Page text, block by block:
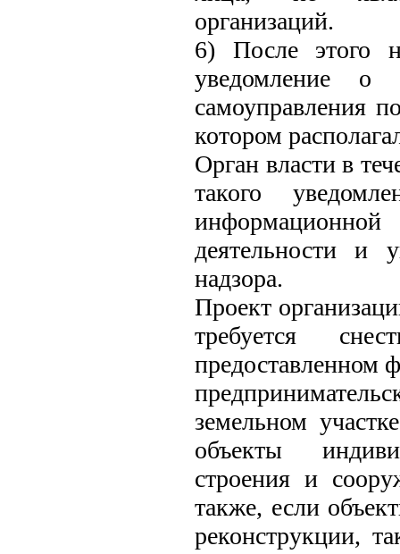
организаций.
6) После этого
уведомление о
самоуправления
котором
Орган власти в
такого
информационной
деятельности и
надзора.
Проект
требуется
предоставленном
земельном
объекты
строения и
также, если
реконструкции,